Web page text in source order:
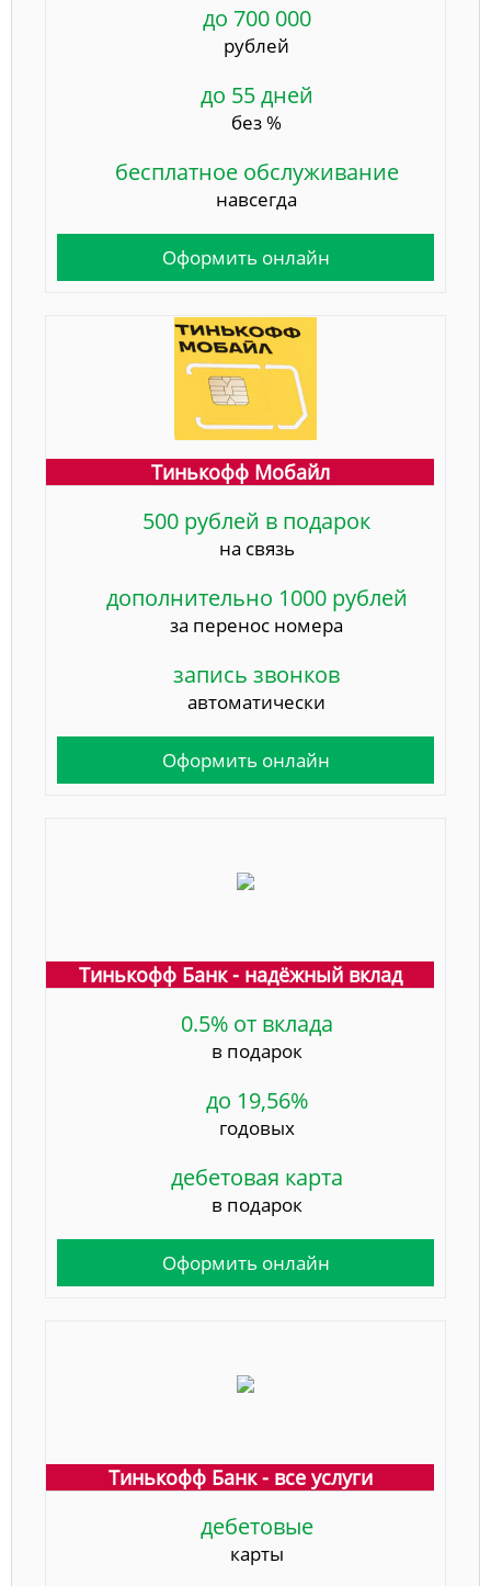
до 700 000
рублей
до 55 дней
без %
бесплатное обслуживание
навсегда
Оформить онлайн
Тинькофф Мобайл
500 рублей в подарок
на связь
дополнительно 1000 рублей
за перенос номера
запись звонков
автоматически
Оформить онлайн
Тинькофф Банк - надёжный вклад
0.5% от вклада
в подарок
до 19,56%
годовых
дебетовая карта
в подарок
Оформить онлайн
Тинькофф Банк - все услуги
дебетовые
карты